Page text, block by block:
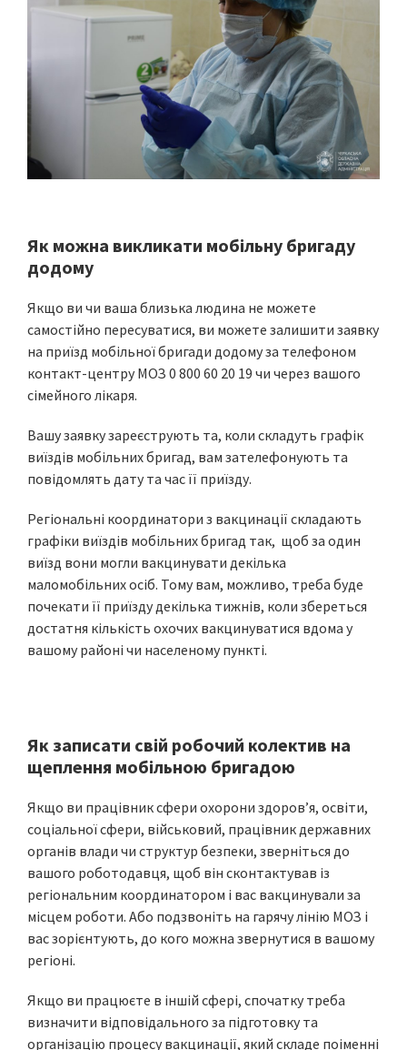
Як можна викликати мобільну бригаду
додому
Якщо ви чи ваша близька людина не можете
самостійно пересуватися, ви можете залишити заявку
на приїзд мобільної бригади додому за телефоном
контакт-центру МОЗ 0 800 60 20 19 чи через вашого
сімейного лікаря.
Вашу заявку зареєструють та, коли складуть графік
виїздів мобільних бригад, вам зателефонують та
повідомлять дату та час її приїзду.
Регіональні координатори з вакцинації складають
графіки виїздів мобільних бригад так, щоб за один
виїзд вони могли вакцинувати декілька
маломобільних осіб. Тому вам, можливо, треба буде
почекати її приїзду декілька тижнів, коли збереться
достатня кількість охочих вакцинуватися вдома у
вашому районі чи населеному пункті.
Як записати свій робочий колектив на
щеплення мобільною бригадою
Якщо ви працівник сфери охорони здоров’я, освіти,
соціальної сфери, військовий, працівник державних
органів влади чи структур безпеки, зверніться до
вашого роботодавця, щоб він сконтактував із
регіональним координатором і вас вакцинували за
місцем роботи. Або подзвоніть на гарячу лінію МОЗ і
вас зорієнтують, до кого можна звернутися в вашому
регіоні.
Якщо ви працюєте в іншій сфері, спочатку треба
визначити відповідального за підготовку та
організацію процесу вакцинації, який складе поіменні